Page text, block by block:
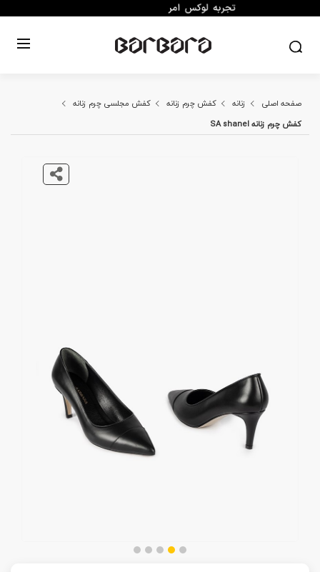
صفحه اصلی زنانه کفش چرم زنانه
کفش مجلسی چرم زنانه
کفش چرم زنانه SA shanel